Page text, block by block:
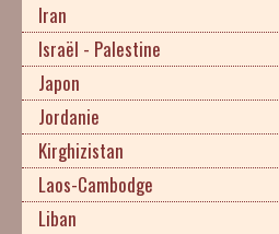
Iran
Israël - Palestine
Japon
Jordanie
Kirghizistan
Laos-Cambodge
Liban